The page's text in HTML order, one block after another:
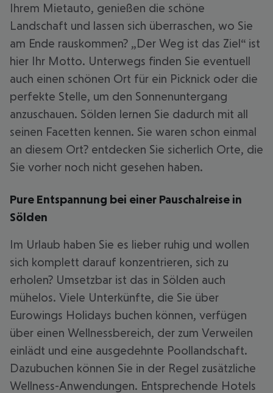
Ihrem Mietauto, genießen die schöne
Landschaft und lassen sich überraschen, wo Sie
am Ende rauskommen? „Der Weg ist das Ziel“ ist
hier Ihr Motto. Unterwegs finden Sie eventuell
auch einen schönen Ort für ein Picknick oder die
perfekte Stelle, um den Sonnenuntergang
anzuschauen. Sölden lernen Sie dadurch mit all
seinen Facetten kennen. Sie waren schon einmal
an diesem Ort? entdecken Sie sicherlich Orte, die
Sie vorher noch nicht gesehen haben.
Pure Entspannung bei einer Pauschalreise in
Sölden
Im Urlaub haben Sie es lieber ruhig und wollen
sich komplett darauf konzentrieren, sich zu
erholen? Umsetzbar ist das in Sölden auch
mühelos. Viele Unterkünfte, die Sie über
Eurowings Holidays buchen können, verfügen
über einen Wellnessbereich, der zum Verweilen
einlädt und eine ausgedehnte Poollandschaft.
Dazubuchen können Sie in der Regel zusätzliche
Wellness-Anwendungen. Entsprechende Hotels